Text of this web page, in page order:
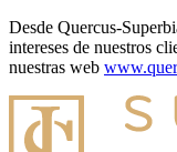
Desde Quercus-
intereses de nuestros
nuestras web